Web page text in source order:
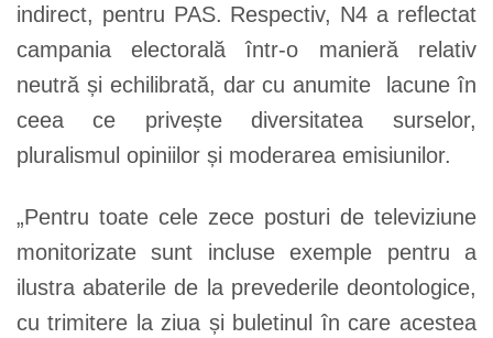
indirect, pentru PAS. Respectiv, N4 a reflectat
campania electorală într-o manieră relativ
neutră și echilibrată, dar cu anumite lacune în
ceea ce privește diversitatea surselor,
pluralismul opiniilor și moderarea emisiunilor.
„Pentru toate cele zece posturi de televiziune
monitorizate sunt incluse exemple pentru a
ilustra abaterile de la prevederile deontologice,
cu trimitere la ziua și buletinul în care acestea